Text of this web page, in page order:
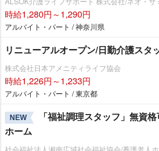
時給1,280円～1,290円
アルバイト・パート / 神奈川県
リニューアルオープン/日勤介護スタ
株式会社日本アメニティライフ協会
時給1,226円～1,233円
アルバイト・パート / 東京都
NEW
「福祉調理スタッフ」無資
ホーム